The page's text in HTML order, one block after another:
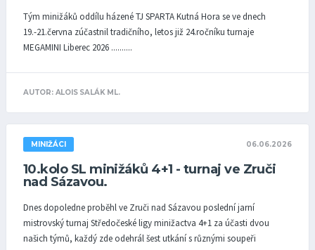
Tým minižáků oddílu házené TJ SPARTA Kutná Hora se ve dnech
19.-21.června zúčastnil tradičního, letos již 24.ročníku turnaje
MEGAMINI Liberec 2026 ..........
AUTOR: ALOIS SALÁK ML.
MINIŽÁCI 06.06.2026
10.kolo SL minižáků 4+1 - turnaj ve Zruči
nad Sázavou.
Dnes dopoledne proběhl ve Zruči nad Sázavou poslední jarní
mistrovský turnaj Středočeské ligy minižactva 4+1 za účasti dvou
našich týmů, každý zde odehrál šest utkání s různými soupeři